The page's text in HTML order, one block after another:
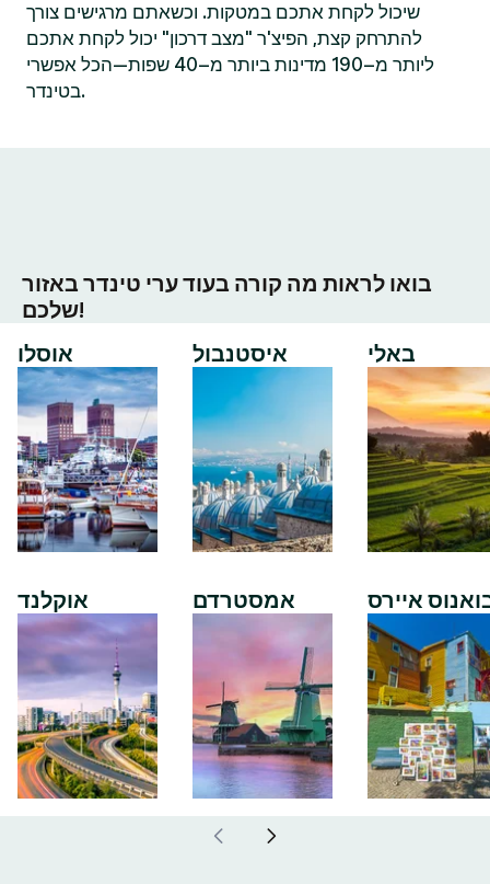
שיכול לקחת אתכם במטקות. וכשאתם מרגישים צורך
להתרחק קצת, הפיצ'ר "מצב דרכון" יכול לקחת אתכם
ליותר מ–190 מדינות ביותר מ–40 שפות—הכל אפשרי
בטינדר.
בואו לראות מה קורה בעוד ערי טינדר באזור
שלכם!
אוסלו
אוקלנד
איסטנבול
אמסטרדם
באלי
איירס